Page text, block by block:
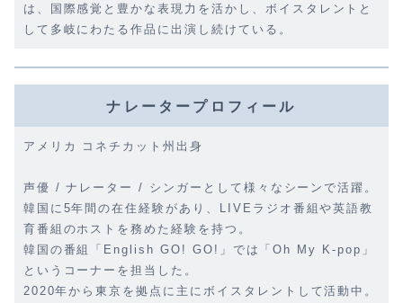
は、国際感覚と豊かな表現力を活かし、ボイスタレントと
して多岐にわたる作品に出演し続けている。
ナレータープロフィール
アメリカ コネチカット州出身
声優 / ナレーター / シンガーとして様々なシーンで活躍。
韓国に5年間の在住経験があり、LIVEラジオ番組や英語教
育番組のホストを務めた経験を持つ。
韓国の番組「English GO! GO!」では「Oh My K-pop」
というコーナーを担当した。
2020年から東京を拠点に主にボイスタレントして活動中。